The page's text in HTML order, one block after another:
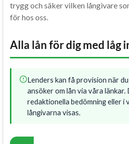
trygg och säker vilken långivare
för hos oss.
Alla lån för dig med låg
Lenders kan få provision när
ansöker om lån via våra
redaktionella bedömning eller i
långivarna visas.